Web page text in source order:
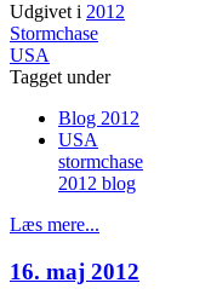
Udgivet i 2012
Stormchase
USA
Tagget under
Blog 2012
USA
stormchase
2012 blog
Læs mere...
16. maj 2012